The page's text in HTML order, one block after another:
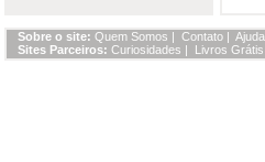
Sobre o site: Quem Somos | Contato | Ajuda
Sites Parceiros: Curiosidades | Livros Grátis